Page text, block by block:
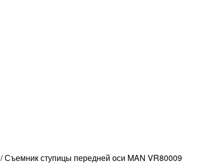
/Съемник ступицы передней оси MAN VR80009